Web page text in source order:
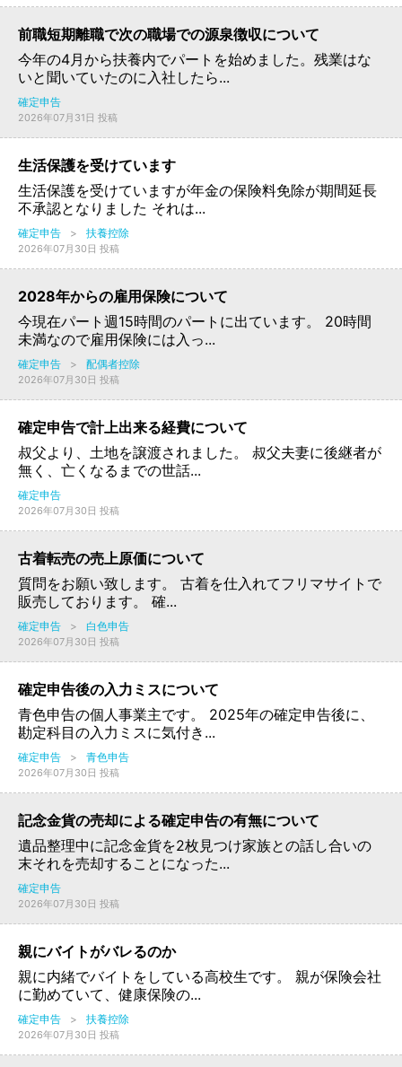
前職短期離職で次の職場での源泉徴収について
今年の4月から扶養内でパートを始めました。残業はな
いと聞いていたのに入社したら...
確定申告
2026年07月31日 投稿
生活保護を受けています
生活保護を受けていますが年金の保険料免除が期間延長
不承認となりました それは...
確定申告 > 扶養控除
2026年07月30日 投稿
2028年からの雇用保険について
今現在パート週15時間のパートに出ています。 20時間
未満なので雇用保険には入っ...
確定申告 > 配偶者控除
2026年07月30日 投稿
確定申告で計上出来る経費について
叔父より、土地を譲渡されました。 叔父夫妻に後継者が
無く、亡くなるまでの世話...
確定申告
2026年07月30日 投稿
古着転売の売上原価について
質問をお願い致します。 古着を仕入れてフリマサイトで
販売しております。 確...
確定申告 > 白色申告
2026年07月30日 投稿
確定申告後の入力ミスについて
青色申告の個人事業主です。 2025年の確定申告後に、
勘定科目の入力ミスに気付き...
確定申告 > 青色申告
2026年07月30日 投稿
記念金貨の売却による確定申告の有無について
遺品整理中に記念金貨を2枚見つけ家族との話し合いの
末それを売却することになった...
確定申告
2026年07月30日 投稿
親にバイトがバレるのか
親に内緒でバイトをしている高校生です。 親が保険会社
に勤めていて、健康保険の...
確定申告 > 扶養控除
2026年07月30日 投稿